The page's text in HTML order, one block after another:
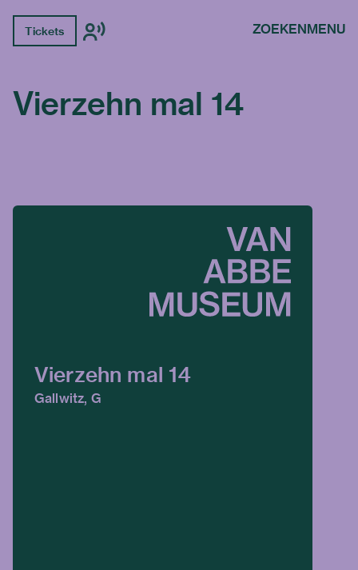
Tickets ZOEKENMENU
Vierzehn mal 14
Vierzehn mal 14
Gallwitz, G